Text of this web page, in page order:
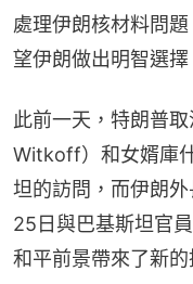
處理伊朗核材料問
望伊朗做出明智選擇
此前一天，特朗普
Witkoff）和女婿庫
坦的訪問，而伊朗
25日與巴基斯坦官
和平前景帶來了新的